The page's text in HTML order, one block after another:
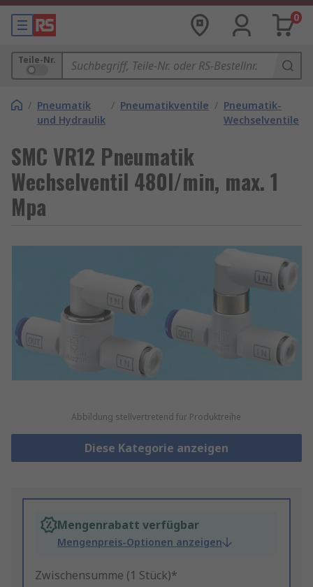
0
Teile-Nr.
/ Pneumatik
und Hydraulik
/ Pneumatikventile / Pneumatik-
Wechselventile
SMC VR12 Pneumatik
Wechselventil 480l/min, max. 1
Mpa
Abbildung stellvertretend für Produktreihe
Diese Kategorie anzeigen
Mengenrabatt verfügbar
Mengenpreis-Optionen anzeigen
Zwischensumme (1 Stück)*